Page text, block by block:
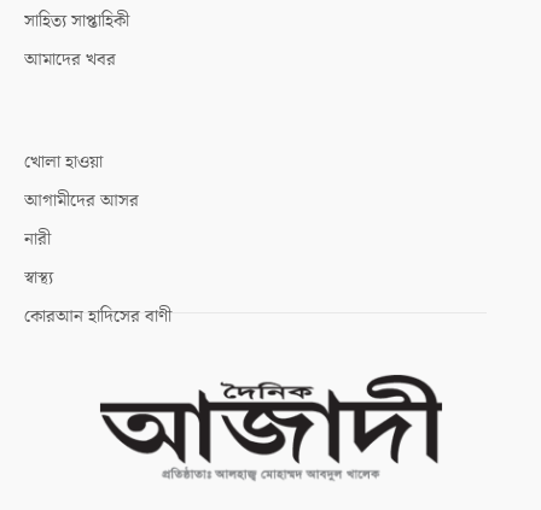
সাহিত্য সাপ্তাহিকী
আমাদের খবর
খোলা হাওয়া
আগামীদের আসর
নারী
স্বাস্থ্য
কোরআন হাদিসের বাণী